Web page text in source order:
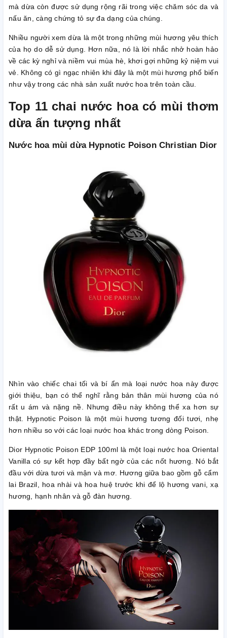
mà dừa còn được sử dụng rộng rãi trong việc chăm sóc da và
nấu ăn, càng chứng tỏ sự đa dạng của chúng.
Nhiều người xem dừa là một trong những mùi hương yêu thích
của họ do dễ sử dụng. Hơn nữa, nó là lời nhắc nhở hoàn hảo
về các kỳ nghỉ và niềm vui mùa hè, khơi gợi những kỷ niệm vui
vẻ. Không có gì ngạc nhiên khi đây là một mùi hương phổ biến
như vậy trong các nhà sản xuất nước hoa trên toàn cầu.
Top 11 chai nước hoa có mùi thơm
dừa ấn tượng nhất
Nước hoa mùi dừa Hypnotic Poison Christian Dior
Nhìn vào chiếc chai tối và bí ẩn mà loại nước hoa này được
giới thiệu, bạn có thể nghĩ rằng bản thân mùi hương của nó
rất u ám và nặng nề. Nhưng điều này không thể xa hơn sự
thật. Hypnotic Poison là một mùi hương tương đối tươi, nhẹ
hơn nhiều so với các loại nước hoa khác trong dòng Poison.
Dior Hypnotic Poison EDP 100ml là một loại nước hoa Oriental
Vanilla có sự kết hợp đầy bất ngờ của các nốt hương. Nó bắt
đầu với dừa tươi và mận và mơ. Hương giữa bao gồm gỗ cẩm
lai Brazil, hoa nhài và hoa huệ trước khi để lộ hương vani, xạ
hương, hạnh nhân và gỗ đàn hương.